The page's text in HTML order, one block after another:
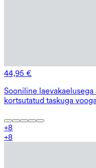
44,95 €
Sooniline
kortsutatud taskuga
+8
+8